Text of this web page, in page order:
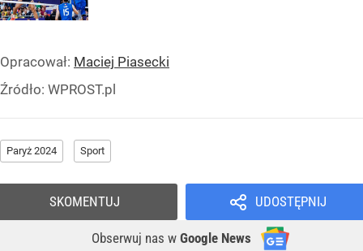
Opracował: Maciej Piasecki
Źródło: WPROST.pl
Paryż 2024 Sport
UDOSTĘPNIJ
Obserwuj nas w Google News
SKOMENTUJ